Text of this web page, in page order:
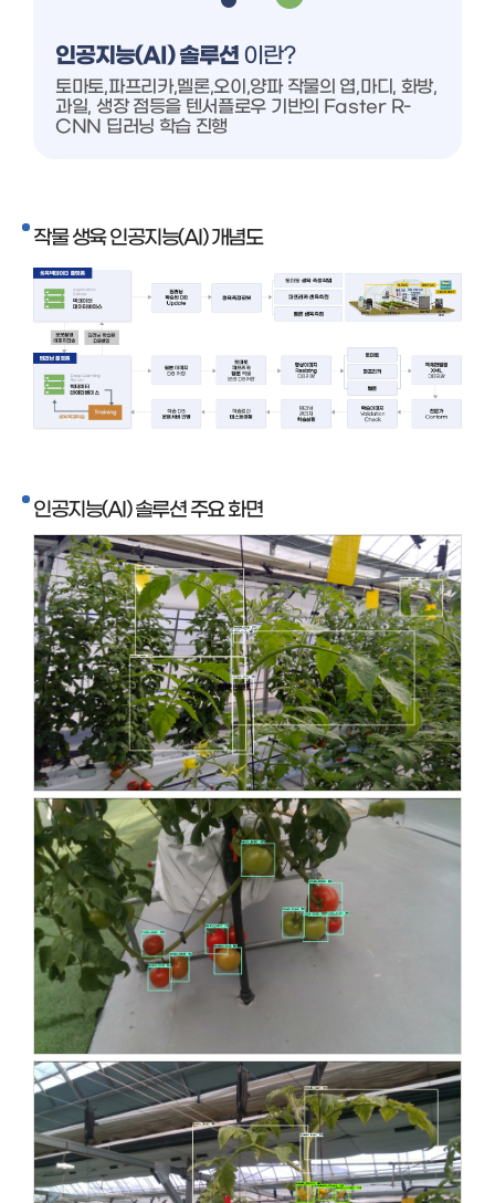
인공지능(AI) 솔루션 이란?
토마토,파프리카,멜론,오이,양파 작물의 엽,마디, 화방,
과일, 생장 점등을 텐서플로우 기반의 Faster R-
CNN 딥러닝 학습 진행
작물 생육 인공지능(AI) 개념도
인공지능(AI) 솔루션 주요 화면